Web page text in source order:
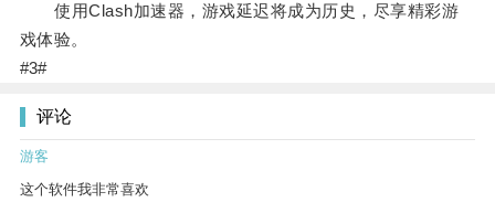
使用Clash加速器，游戏延迟将成为历史，尽享精彩游
戏体验。
#3#
评论
游客
这个软件我非常喜欢